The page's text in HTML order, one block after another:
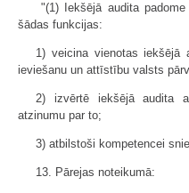
"(1) Iekšējā audita
šādas funkcijas:
1) veicina vienotas iekšējā
ieviešanu un attīstību valsts
2) izvērtē iekšējā audita
atzinumu par to;
3) atbilstoši kompetencei
13. Pārejas noteikumā: